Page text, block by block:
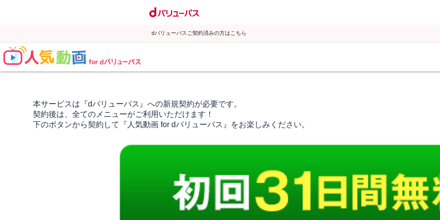
dバリューパスご契約済みの方はこちら
本サービスは『dバリューパス』への新規契約が必要です。
契約後は、全てのメニューがご利用いただけます！
下のボタンから契約して『人気動画 for dバリューパス』をお楽しみください。